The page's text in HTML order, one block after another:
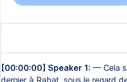
[00:00:00] Speaker 1: — Cela
dernier à Rabat, sous le regard